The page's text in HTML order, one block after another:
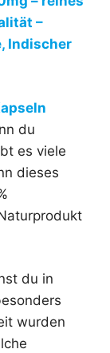
–
Indischer
du
es viele
dieses
du in
wurden